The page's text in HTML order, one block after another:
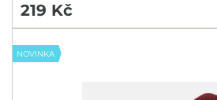
219 Kč
NOVINKA